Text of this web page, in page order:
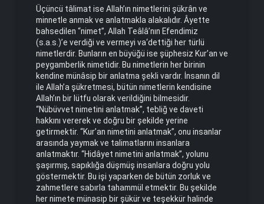
Üçüncü tâlimat ise Allah’ın nimetlerini şükrân ve
minnetle anmak ve anlatmakla alakalıdır. Âyette
bahsedilen “nimet”, Allah Teâlâ’nın Efendimiz
(s.a.s.)’e verdiği ve vermeyi va‘dettiği her türlü
nimetlerdir. Bunların en büyüğü ise şüphesiz Kur’an ve
peygamberlik nimetidir. Bu nimetlerin her birinin
kendine münâsip bir anlatma şekli vardır. İnsanın dil
ile Allah’a şükretmesi, bütün nimetlerin kendisine
Allah’ın bir lütfu olarak verildiğini bilmesidir.
“Nübüvvet nimetini anlatmak”, tebliğ ve daveti
hakkını vererek ve doğru bir şekilde yerine
getirmektir. “Kur’an nimetini anlatmak”, onu insanlar
arasında yaymak ve talimatlarını insanlara
anlatmaktır. “Hidâyet nimetini anlatmak”, yolunu
şaşırmış, sapıklığa düşmüş insanlara doğru yolu
göstermektir. Bu işi yaparken de bütün zorluk ve
zahmetlere sabırla tahammül etmektir. Bu şekilde
her nimete münasip bir şükür ve teşekkür halinde